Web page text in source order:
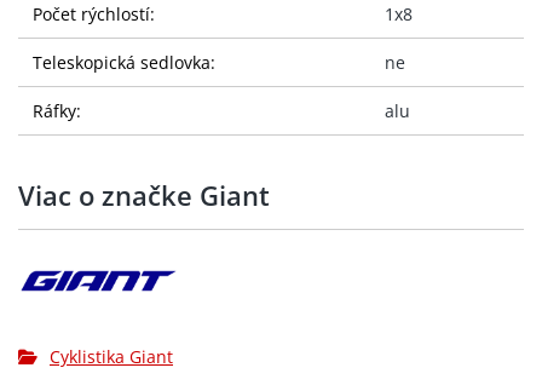
Počet rýchlostí: 1x8
Teleskopická sedlovka: ne
Ráfky: alu
Viac o značke Giant
Cyklistika Giant